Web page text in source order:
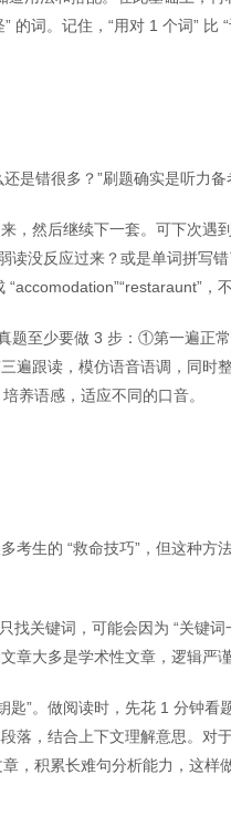
的词。记住，“用对 1 个词” 比
是错很多？”刷题确实是听力备
，然后继续下一套。可下次
读没反应过来？或是单词拼写
，
题至少要做 3 步：①第一遍
遍跟读，模仿语音语调，同时
养语感，适应不同的口音。
考生的 “救命技巧”，但这种
找关键词，可能会因为 “关键
章大多是学术性文章，逻辑严
匙”。做阅读时，先花 1 分钟
落，结合上下文理解意思。对
，积累长难句分析能力，这样